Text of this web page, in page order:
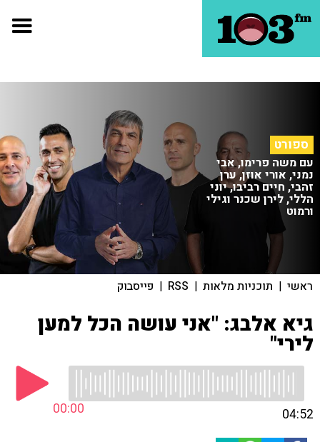
ספורט
עם משה פרימו, אבי
נמני, אורי אוזן, ערן
זהבי, חיים רביבו, יוני
הללי, לירן שכנר וגילי
ורמוט
ראשי | תוכניות מלאות |
RSS
| פייסבוק
גיא אלבג: "אני עושה הכל למען
לירי"
00:00 04:52